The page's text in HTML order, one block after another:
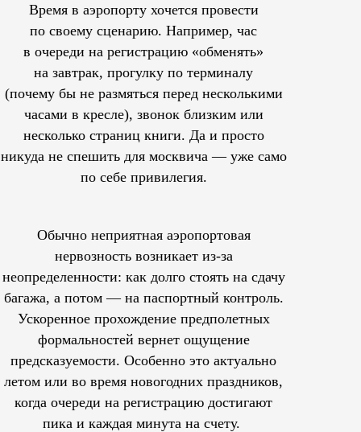
Время в аэропорту хочется провести
по своему сценарию. Например, час
в очереди на регистрацию «обменять»
на завтрак, прогулку по терминалу
(почему бы не размяться перед несколькими
часами в кресле), звонок близким или
несколько страниц книги. Да и просто
никуда не спешить для москвича — уже само
по себе привилегия.
Обычно неприятная аэропортовая
нервозность возникает из-за
неопределенности: как долго стоять на сдачу
багажа, а потом — на паспортный контроль.
Ускоренное прохождение предполетных
формальностей вернет ощущение
предсказуемости. Особенно это актуально
летом или во время новогодних праздников,
когда очереди на регистрацию достигают
пика и каждая минута на счету.